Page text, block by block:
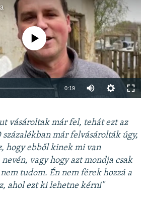
240p 360p 480p
720p 1080p
nincs elérhető tartalom
0:19
360p
480p
720p
1080p
vásároltak már fel, tehát ezt az
százalékban már felvásárolták úgy,
hogy ebből kinek mi van
nevén, vagy hogy azt mondja csak
nem tudom. Én nem férek hozzá a
ahol ezt ki lehetne kérni"